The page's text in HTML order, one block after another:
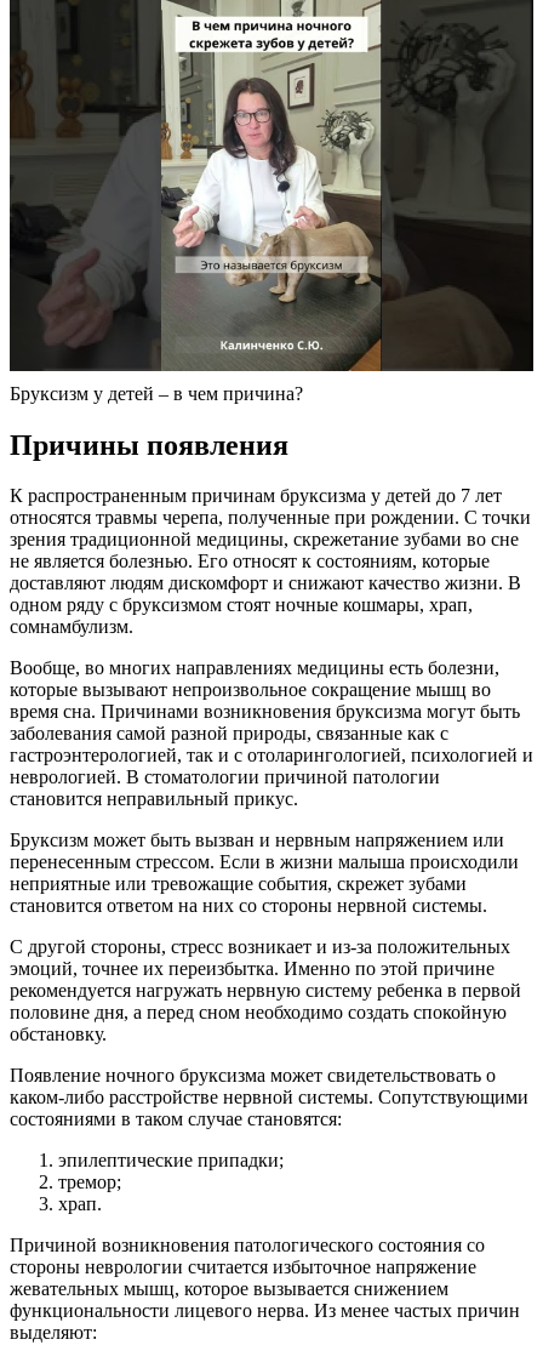
Бруксизм у детей – в чем причина?
Причины появления
К распространенным причинам бруксизма у детей до 7 лет
относятся травмы черепа, полученные при рождении. С точки
зрения традиционной медицины, скрежетание зубами во сне
не является болезнью. Его относят к состояниям, которые
доставляют людям дискомфорт и снижают качество жизни. В
одном ряду с бруксизмом стоят ночные кошмары, храп,
сомнамбулизм.
Вообще, во многих направлениях медицины есть болезни,
которые вызывают непроизвольное сокращение мышц во
время сна. Причинами возникновения бруксизма могут быть
заболевания самой разной природы, связанные как с
гастроэнтерологией, так и с отоларингологией, психологией и
неврологией. В стоматологии причиной патологии
становится неправильный прикус.
Бруксизм может быть вызван и нервным напряжением или
перенесенным стрессом. Если в жизни малыша происходили
неприятные или тревожащие события, скрежет зубами
становится ответом на них со стороны нервной системы.
С другой стороны, стресс возникает и из-за положительных
эмоций, точнее их переизбытка. Именно по этой причине
рекомендуется нагружать нервную систему ребенка в первой
половине дня, а перед сном необходимо создать спокойную
обстановку.
Появление ночного бруксизма может свидетельствовать о
каком-либо расстройстве нервной системы. Сопутствующими
состояниями в таком случае становятся:
эпилептические припадки;
тремор;
храп.
Причиной возникновения патологического состояния со
стороны неврологии считается избыточное напряжение
жевательных мышц, которое вызывается снижением
функциональности лицевого нерва. Из менее частых причин
выделяют: